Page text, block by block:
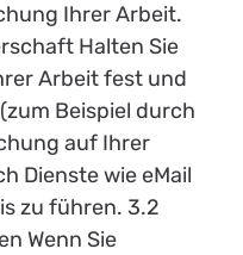
Ihrer Arbeit.
Halten Sie
Arbeit fest und
Beispiel durch
auf Ihrer
Dienste wie eMail
zu führen. 3.2
Wenn Sie